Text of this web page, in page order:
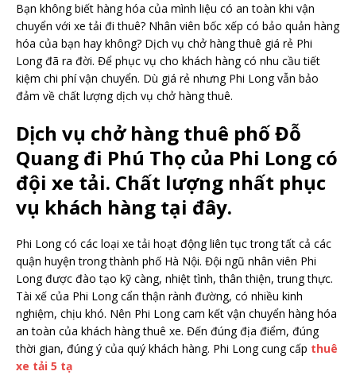
Bạn không biết hàng hóa của mình liệu có an toàn khi vận
chuyển với xe tải đi thuê? Nhân viên bốc xếp có bảo quản hàng
hóa của bạn hay không? Dịch vụ chở hàng thuê giá rẻ Phi
Long đã ra đời. Để phục vụ cho khách hàng có nhu cầu tiết
kiệm chi phí vận chuyển. Dù giá rẻ nhưng Phi Long vẫn bảo
đảm về chất lượng dịch vụ chở hàng thuê.
Dịch vụ chở hàng thuê phố Đỗ
Quang đi Phú Thọ của Phi Long có
đội xe tải. Chất lượng nhất phục
vụ khách hàng tại đây.
Phi Long có các loại xe tải hoạt động liên tục trong tất cả các
quận huyện trong thành phố Hà Nội. Đội ngũ nhân viên Phi
Long được đào tạo kỹ càng, nhiệt tình, thân thiện, trung thực.
Tài xế của Phi Long cẩn thận rành đường, có nhiều kinh
nghiệm, chịu khó. Nên Phi Long cam kết vận chuyển hàng hóa
an toàn của khách hàng thuê xe. Đến đúng địa điểm, đúng
thời gian, đúng ý của quý khách hàng. Phi Long cung cấp thuê
xe tải 5 tạ